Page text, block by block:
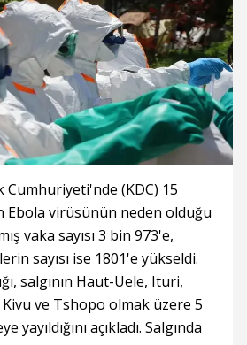
(KDC) 15
Ebola virüsünün neden olduğu
vaka sayısı 3 bin 973'e,
sayısı ise 1801'e yükseldi.
salgının Haut-Uele, Ituri,
Kivu ve Tshopo olmak üzere 5
açıkladı. Salgında